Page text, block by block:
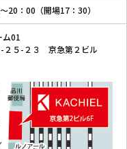
：00（開場17：30）
ム01
-２５-２３ 京急第２ビル